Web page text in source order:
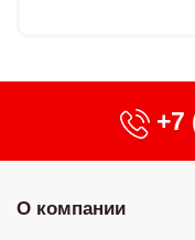
+7
О компании